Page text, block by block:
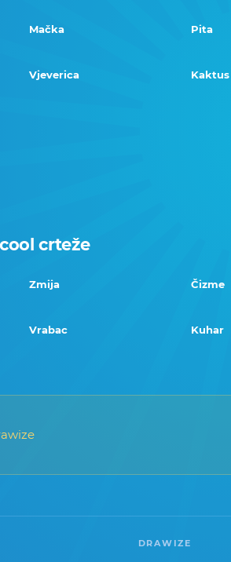
Mačka Pita
Vjeverica Kaktus
crteže
Zmija Čizme
Vrabac Kuhar
DRAWIZE